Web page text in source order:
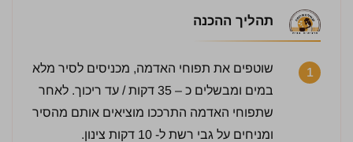
תהליך ההכנה
1
שוטפים את תפוחי האדמה, מכניסים לסיר מלא
במים ומבשלים כ – 35 דקות / עד ריכוך. לאחר
שתפוחי האדמה התרככו מוציאים אותם מהסיר
ומניחים על גבי רשת ל- 10 דקות צינון.